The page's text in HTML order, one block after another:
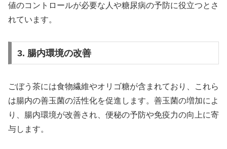
値のコントロールが必要な人や糖尿病の予防に役立つとさ
れています。
3. 腸内環境の改善
ごぼう茶には食物繊維やオリゴ糖が含まれており、これら
は腸内の善玉菌の活性化を促進します。善玉菌の増加によ
り、腸内環境が改善され、便秘の予防や免疫力の向上に寄
与します。